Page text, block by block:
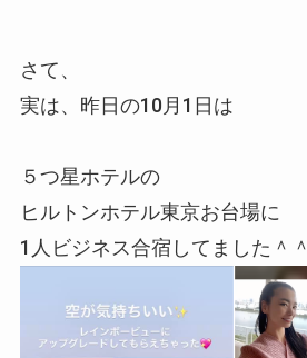
さて、
実は、昨日の10月1日は
５つ星ホテルの
ヒルトンホテル東京お台場に
1人ビジネス合宿してました＾＾